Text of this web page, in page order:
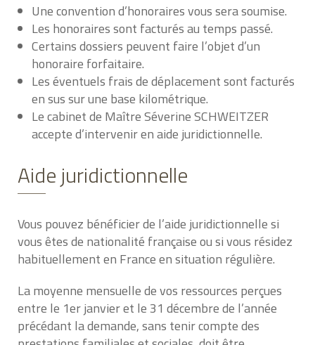
Une convention d’honoraires vous sera soumise.
Les honoraires sont facturés au temps passé.
Certains dossiers peuvent faire l’objet d’un
honoraire forfaitaire.
Les éventuels frais de déplacement sont facturés
en sus sur une base kilométrique.
Le cabinet de Maître Séverine SCHWEITZER
accepte d’intervenir en aide juridictionnelle.
Aide juridictionnelle
Vous pouvez bénéficier de l’aide juridictionnelle si
vous êtes de nationalité française ou si vous résidez
habituellement en France en situation régulière.
La moyenne mensuelle de vos ressources perçues
entre le 1er janvier et le 31 décembre de l’année
précédant la demande, sans tenir compte des